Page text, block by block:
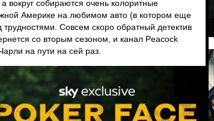
вокруг собираются очень колоритные
Америке на любимом авто (в котором еще
трудностями. Совсем скоро обратный детектив
со вторым сезоном, и канал Peacock
на пути на сей раз.